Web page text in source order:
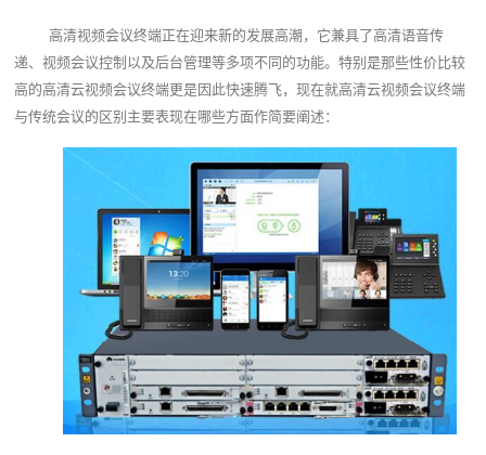
高清视频会议终端正在迎来新的发展高潮，它兼具了高清语音传
递、视频会议控制以及后台管理等多项不同的功能。特别是那些性价比较
高的高清云视频会议终端更是因此快速腾飞，现在就高清云视频会议终端
与传统会议的区别主要表现在哪些方面作简要阐述：